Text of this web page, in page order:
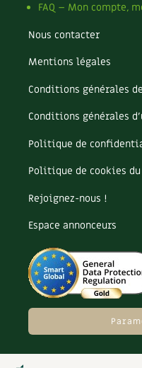
FAQ – Mon compte,
Nous contacter
Mentions légales
Conditions générales
Conditions générales
Politique de
Politique de cookies
Rejoignez-nous !
Espace annonceurs